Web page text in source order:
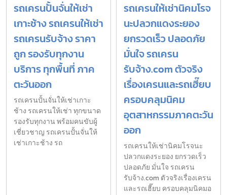
รถเครนปั้นจั่นให้เช่า
เกาะช้าง รถเครนให้เช่า
รถเครนรับจ้าง ราคา
ถูก รองรับทุกงาน
บริการ ทุกพื้นที่ ภาค
ตะวันออก
รถเครนปั้นจั่นให้เช่าเกาะ
ช้าง รถเครนให้เช่า ทุกขนาด
รองรับทุกงาน พร้อมคนขับผู้
เชี่ยวชาญ รถเครนปั้นจั่นให้
เช่าเกาะช้าง รถ
รถเครนให้เช่านิคมโรจ
นะปลวกแดงระยอง
ยกรวดเร็ว ปลอดภัย
มั่นใจ รถเครน
รับจ้าง.com ตัวจริง
เรื่องเครนและรถเฮี๊ยบ
ครอบคลุมนิคม
อุตสาหกรรมภาคตะวัน
ออก
รถเครนให้เช่านิคมโรจนะ
ปลวกแดงระยอง ยกรวดเร็ว
ปลอดภัย มั่นใจ รถเครน
รับจ้าง.com ตัวจริงเรื่องเครน
และรถเฮี๊ยบ ครอบคลุมนิคมอ